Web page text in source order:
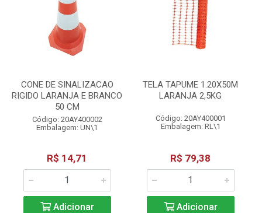
CONE DE SINALIZACAO
RIGIDO LARANJA E BRANCO
50 CM
Código: 20AY400002
Embalagem: UN\1
R$ 14,71
Adicionar
TELA TAPUME 1.20X50M
LARANJA 2,5KG
Código: 20AY400001
Embalagem: RL\1
R$ 79,38
Adicionar